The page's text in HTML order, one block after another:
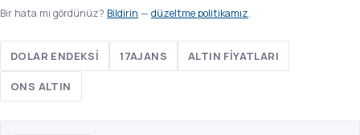
Bir hata mı gördünüz? Bildirin — düzeltme politikamız.
DOLAR ENDEKSI 17AJANS ALTIN FIYATLARI
ONS ALTIN